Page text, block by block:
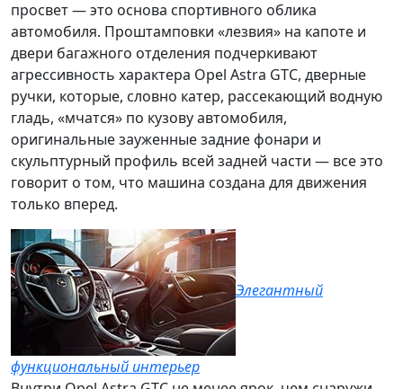
просвет — это основа спортивного облика
автомобиля. Проштамповки «лезвия» на капоте и
двери багажного отделения подчеркивают
агрессивность характера Opel Astra GTC, дверные
ручки, которые, словно катер, рассекающий водную
гладь, «мчатся» по кузову автомобиля,
оригинальные зауженные задние фонари и
скульптурный профиль всей задней части — все это
говорит о том, что машина создана для движения
только вперед.
Элегантный
функциональный интерьер